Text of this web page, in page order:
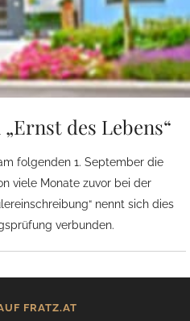
des Lebens“
folgenden 1. September die
viele Monate zuvor bei der
nennt sich dies
verbunden.
FRATZ.AT